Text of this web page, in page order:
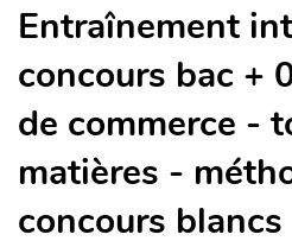
Entraînement
concours bac +
de commerce -
matières -
concours blancs